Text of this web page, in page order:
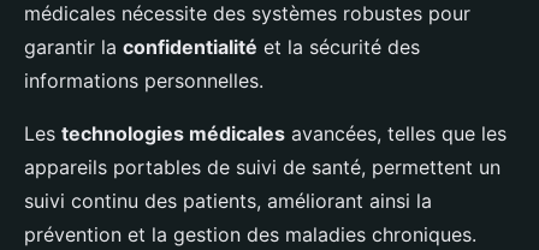
médicales nécessite des systèmes robustes pour
garantir la confidentialité et la sécurité des
informations personnelles.
Les technologies médicales avancées, telles que les
appareils portables de suivi de santé, permettent un
suivi continu des patients, améliorant ainsi la
prévention et la gestion des maladies chroniques.